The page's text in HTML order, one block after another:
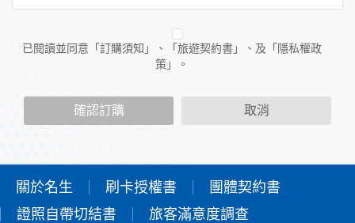
隱私權保護政策內容，包括本網站如何處理在您使用網站服務
外的相關連結網站，也不適用於非本網站所委託或參與管理的
人員。
當您造訪本網站或使用本網站所提供之功能服務時，我們將視
該服務功能性質，請您提供必要的個人資料，並在該特定目的
本網站在您使用服務信箱、問卷調查等互動性功能時，會保留
您所提供的姓名、電子郵件地址、聯絡方式及使用時間等。
於一般瀏覽時，伺服器會自行記錄相關行徑，包括您使用連線
設備的IP位址、使用時間、使用的瀏覽器、瀏覽及點選資料記
已閱讀並同意「訂購須知」、「旅遊契約書」、及「隱私權政
策」。
確認訂購 取消
關於名生 刷卡授權書
團體契約書
證照自帶切結書
旅客滿意度調查